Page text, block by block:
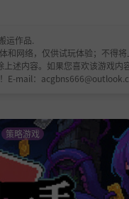
原创角色，以全新的
到体型在内的众多自
运作品.
和网络，仅供试玩体验；不得
述内容。如果您喜欢该游戏
E-mail：
策略游戏